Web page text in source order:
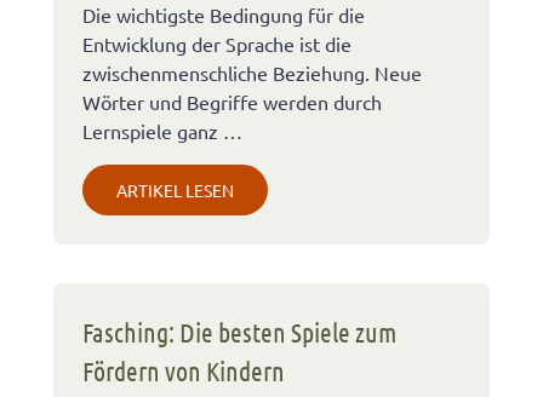
Die wichtigste Bedingung für die
Entwicklung der Sprache ist die
zwischenmenschliche Beziehung. Neue
Wörter und Begriffe werden durch
Lernspiele ganz …
ARTIKEL LESEN
Fasching: Die besten Spiele zum
Fördern von Kindern